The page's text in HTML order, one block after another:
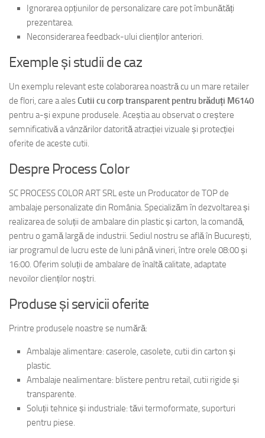
Ignorarea opțiunilor de personalizare care pot îmbunătăți
prezentarea.
Neconsiderarea feedback-ului clienților anteriori.
Exemple și studii de caz
Un exemplu relevant este colaborarea noastră cu un mare retailer
de flori, care a alesCutii cu corp transparent pentru brăduți M6140
pentru a-și expune produsele. Aceștia au observat o creștere
semnificativă a vânzărilor datorită atracției vizuale și protecției
oferite de aceste cutii.
Despre Process Color
SC PROCESS COLOR ART SRL este un Producator de TOP de
ambalaje personalizate din România. Specializăm în dezvoltarea și
realizarea de soluții de ambalare din plastic și carton, la comandă,
pentru o gamă largă de industrii. Sediul nostru se află în București,
iar programul de lucru este de luni până vineri, între orele 08:00 și
16:00. Oferim soluții de ambalare de înaltă calitate, adaptate
nevoilor clienților noștri.
Produse și servicii oferite
Printre produsele noastre se numără:
Ambalaje alimentare: caserole, casolete, cutii din carton și
plastic.
Ambalaje nealimentare: blistere pentru retail, cutii rigide și
transparente.
Soluții tehnice și industriale: tăvi termoformate, suporturi
pentru piese.